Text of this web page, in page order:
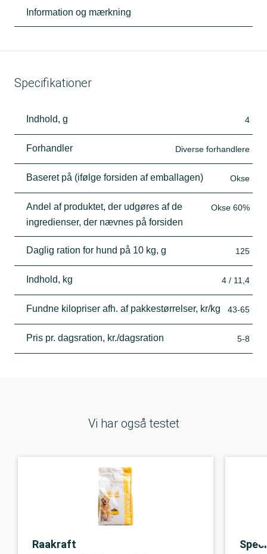
Information og mærkning
Specifikationer
Indhold, g 4
Forhandler Diverse forhandlere
Baseret på (ifølge forsiden af emballagen) Okse
Andel af produktet, der udgøres af de
ingredienser, der nævnes på forsiden
Okse 60%
Daglig ration for hund på 10 kg, g 125
Indhold, kg 4 / 11,4
Fundne kilopriser afh. af pakkestørrelser, kr/kg 43-65
Pris pr. dagsration, kr./dagsration 5-8
Vi har også testet
Raakraft